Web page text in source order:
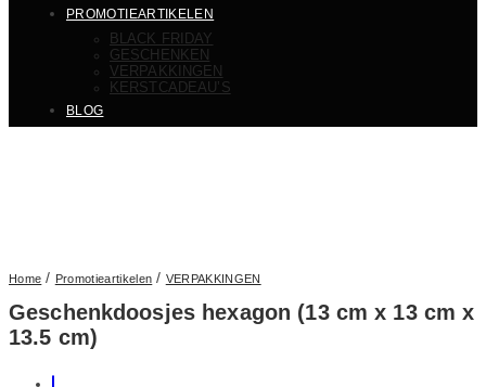
PROMOTIEARTIKELEN
BLACK FRIDAY
GESCHENKEN
VERPAKKINGEN
KERSTCADEAU’S
BLOG
Home / Promotieartikelen / VERPAKKINGEN
Geschenkdoosjes hexagon (13 cm x 13 cm x
13.5 cm)